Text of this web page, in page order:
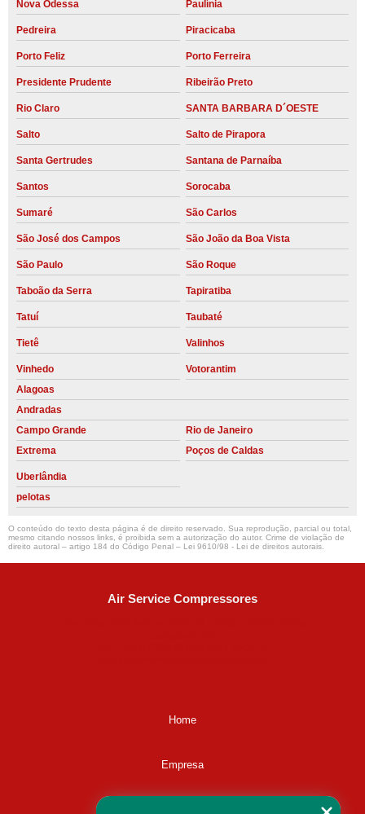
Nova Odessa Paulínia
Pedreira Piracicaba
Porto Feliz Porto Ferreira
Presidente Prudente Ribeirão Preto
Rio Claro SANTA BARBARA D´OESTE
Salto Salto de Pirapora
Santa Gertrudes Santana de Parnaíba
Santos Sorocaba
Sumaré São Carlos
São José dos Campos São João da Boa Vista
São Paulo São Roque
Taboão da Serra Tapiratiba
Tatuí Taubaté
Tietê Valinhos
Vinhedo
Votorantim
Alagoas
Andradas
Campo Grande
Rio de Janeiro
Extrema
Poços de Caldas
Uberlândia
pelotas
O conteúdo do texto desta página é de direito reservado. Sua reprodução, parcial ou total,
mesmo citando nossos links, é proibida sem a autorização do autor. Crime de violação de
direito autoral – artigo 184 do Código Penal – Lei 9610/98 - Lei de direitos autorais.
Air Service Compressores
Home
Empresa